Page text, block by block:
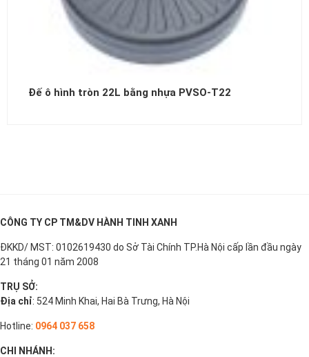
Đế ô hình tròn 22L bằng nhựa PVSO-T22
CÔNG TY CP TM&DV HÀNH TINH XANH
ĐKKD/ MST: 0102619430 do Sở Tài Chính TP.Hà Nội cấp lần đầu ngày
21 tháng 01 năm 2008
TRỤ SỞ:
Địa chỉ: 524 Minh Khai, Hai Bà Trưng, Hà Nội
Hotline: 0964 037 658
CHI NHÁNH: